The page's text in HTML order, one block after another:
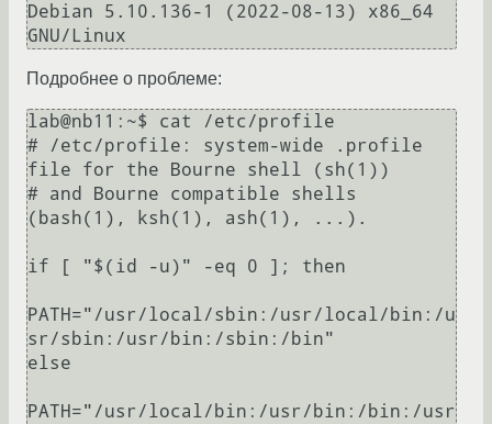
Debian 5.10.136-1 (2022-08-13) x86_64
Подробнее о проблеме:
lab@nb11:~$ cat /etc/profile
# /etc/profile: system-wide .profile
file for the Bourne shell (sh(1))
# and Bourne compatible shells
(bash(1), ksh(1), ash(1), ...).
if [ "$(id -u)" -eq 0 ]; then
PATH="/usr/local/sbin:/usr/local/bin:/u
sr/sbin:/usr/bin:/sbin:/bin"
else
PATH="/usr/local/bin:/usr/bin:/bin:/usr